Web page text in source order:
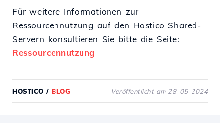
Für weitere Informationen zur
Ressourcennutzung auf den Hostico Shared-
Servern konsultieren Sie bitte die Seite:
Ressourcennutzung
HOSTICO / BLOG Veröffentlicht am 28-05-2024